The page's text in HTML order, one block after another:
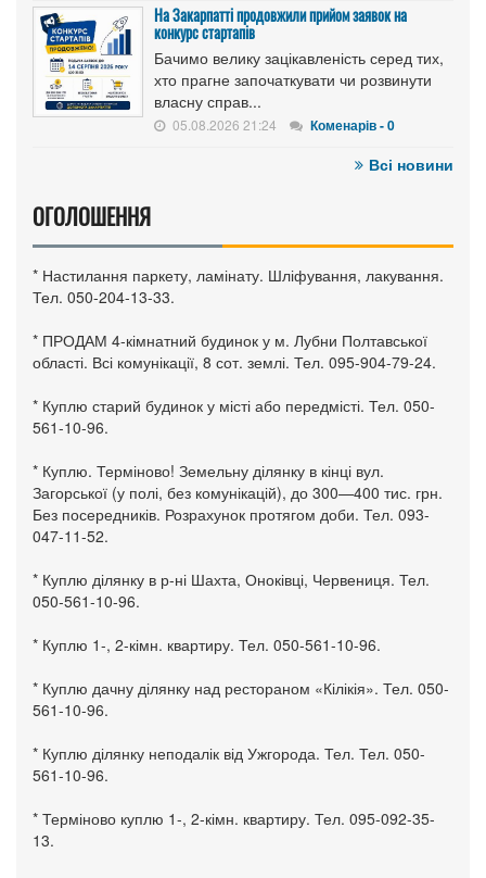
На Закарпатті продовжили прийом заявок на
конкурс стартапів
Бачимо велику зацікавленість серед тих,
хто прагне започаткувати чи розвинути
власну справ...
05.08.2026 21:24 Коменарів - 0
Всі новини
ОГОЛОШЕННЯ
* Настилання паркету, ламінату. Шліфування, лакування.
Тел. 050-204-13-33.
* ПРОДАМ 4-кімнатний будинок у м. Лубни Полтавської
області. Всі комунікації, 8 сот. землі. Тел. 095-904-79-24.
* Куплю старий будинок у місті або передмісті. Тел. 050-
561-10-96.
* Куплю. Терміново! Земельну ділянку в кінці вул.
Загорської (у полі, без комунікацій), до 300—400 тис. грн.
Без посередників. Розрахунок протягом доби. Тел. 093-
047-11-52.
* Куплю ділянку в р-ні Шахта, Оноківці, Червениця. Тел.
050-561-10-96.
* Куплю 1-, 2-кімн. квартиру. Тел. 050-561-10-96.
* Куплю дачну ділянку над рестораном «Кілікія». Тел. 050-
561-10-96.
* Куплю ділянку неподалік від Ужгорода. Тел. Тел. 050-
561-10-96.
* Терміново куплю 1-, 2-кімн. квартиру. Тел. 095-092-35-
13.